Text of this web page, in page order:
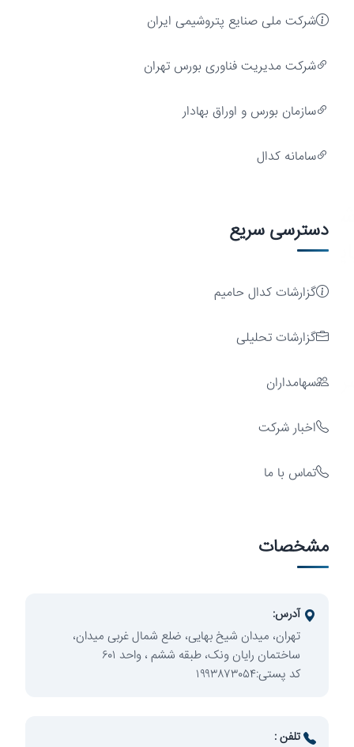
شرکت ملی صنایع پتروشیمی ایران
شركت مديريت فناوری بورس تهران
سازمان بورس و اوراق بهادار
سامانه کدال
دسترسی سریع
گزارشات کدال حامیم
گزارشات تحلیلی
سهامداران
اخبار شرکت
تماس با ما
مشخصات
آدرس:
تهران، میدان شیخ بهایی، ضلع شمال غربی میدان،
ساختمان رایان ونک، طبقه ششم ، واحد ۶۰۱
کد پستی:۱۹۹۳۸۷۳۰۵۴
تلفن :